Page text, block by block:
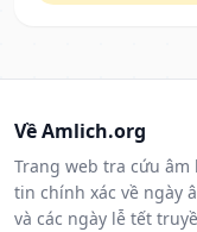
Về Amlich.org
Trang web tra cứu
tin chính xác về ngày
và các ngày lễ tết